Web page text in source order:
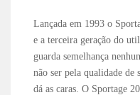
Lançada em 1993 o
e a terceira geração do
guarda semelhança
não ser pela qualidade de
dá as caras. O Sportage